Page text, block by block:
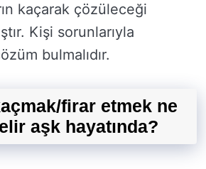
kaçarak çözüleceği
Kişi sorunlarıyla
bulmalıdır.
firar etmek ne
aşk hayatında?